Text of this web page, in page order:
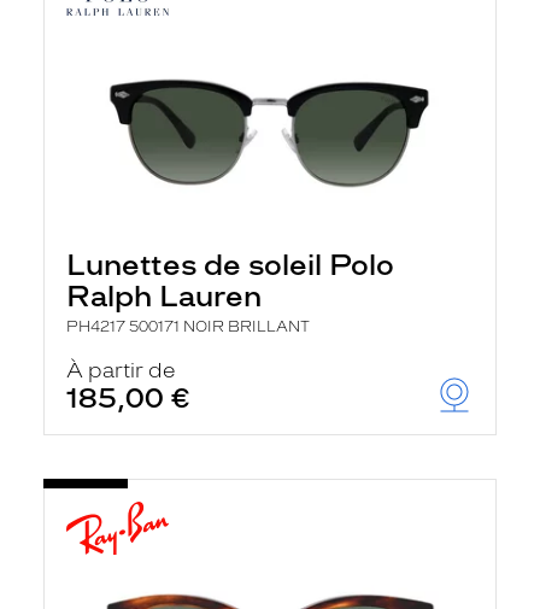
Lunettes de soleil Polo
Ralph Lauren
PH4217 500171 NOIR BRILLANT
À partir de
185,00 €